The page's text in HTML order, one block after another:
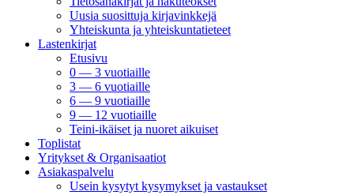
Uusia suosittuja kirjavinkkejä
Yhteiskunta ja yhteiskuntatieteet
Lastenkirjat
Etusivu
0 — 3 vuotiaille
3 — 6 vuotiaille
6 — 9 vuotiaille
9 — 12 vuotiaille
Teini-ikäiset ja nuoret aikuiset
Toplistat
Yritykset & Organisaatiot
Asiakaspalvelu
Usein kysytyt kysymykset ja vastaukset